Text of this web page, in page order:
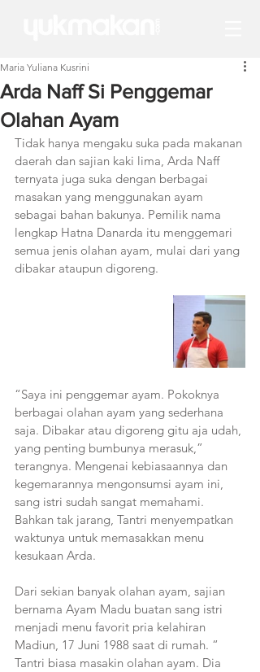
Arda Naff Si Penggemar
Olahan Ayam
Maria Yuliana Kusrini
Tidak hanya mengaku suka pada makanan
daerah dan sajian kaki lima, Arda Naff
ternyata juga suka dengan berbagai
masakan yang menggunakan ayam
sebagai bahan bakunya. Pemilik nama
lengkap Hatna Danarda itu menggemari
semua jenis olahan ayam, mulai dari yang
dibakar ataupun digoreng.
“Saya ini penggemar ayam. Pokoknya
berbagai olahan ayam yang sederhana
saja. Dibakar atau digoreng gitu aja udah,
yang penting bumbunya merasuk,”
terangnya. Mengenai kebiasaannya dan
kegemarannya mengonsumsi ayam ini,
sang istri sudah sangat memahami.
Bahkan tak jarang, Tantri menyempatkan
waktunya untuk memasakkan menu
kesukaan Arda.
Dari sekian banyak olahan ayam, sajian
bernama Ayam Madu buatan sang istri
menjadi menu favorit pria kelahiran
Madiun, 17 Juni 1988 saat di rumah. “
Tantri biasa masakin olahan ayam. Dia